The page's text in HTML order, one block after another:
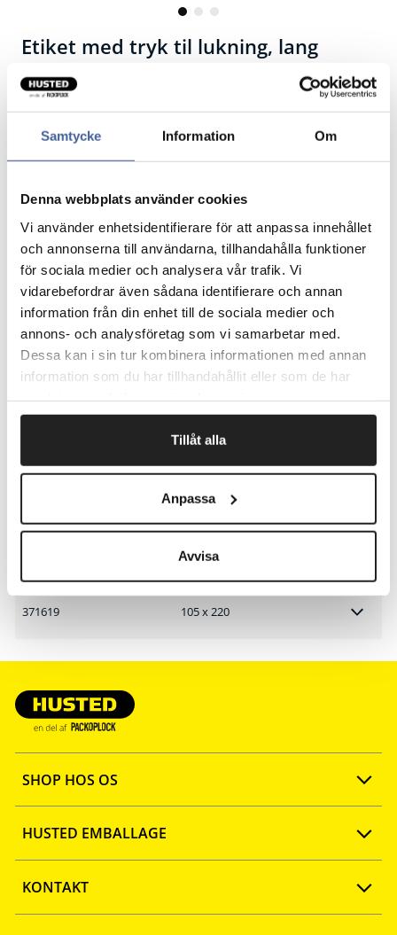
Samtycke Information Om
Denna webbplats använder cookies
Vi använder enhetsidentifierare för att anpassa innehållet
och annonserna till användarna, tillhandahålla funktioner
för sociala medier och analysera vår trafik. Vi
vidarebefordrar även sådana identifierare och annan
information från din enhet till de sociala medier och
annons- och analysföretag som vi samarbetar med.
Dessa kan i sin tur kombinera informationen med annan
information som du har tillhandahållit eller som de har
Tillåt alla
Anpassa
Avvisa
Etiket med tryk til lukning, lang
Send din pakke med stil!
Færdigprofilerede etiketter med forskellige budskaber
på dansk.
Lukker din æske og giver samtidig et flot indtryk.
fra Fair Green kollektionen for en stilfuld helhed.
Halvmat overflade med trykte tekster.
Leveres foldet i æske for nem håndtering.
Pris pr. Pk.
Fragtfrit når du handler for 1.900,-
Afsendelse samme dag ved bestilling
105 x 220
105 x 220
371619 105 x 220
SHOP HOS OS
Opret konto
FAQ
HUSTED EMBALLAGE
Ny webshop
KONTAKT